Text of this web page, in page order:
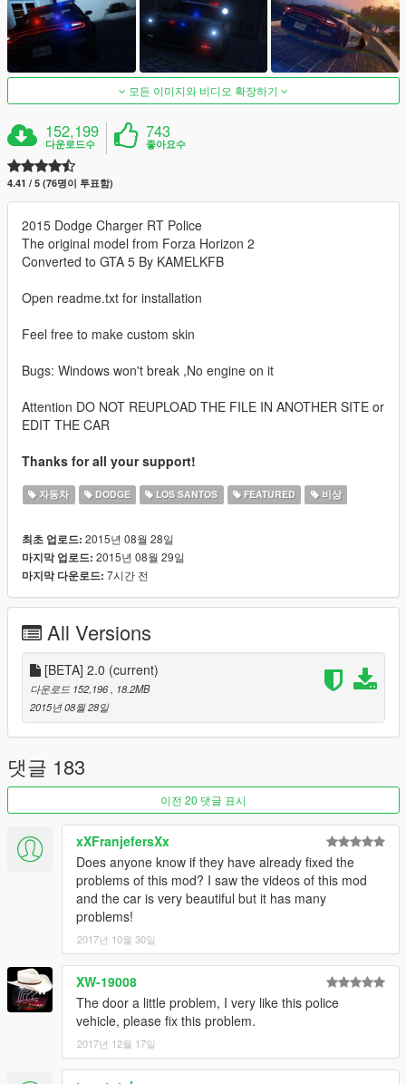
모든 이미지와 비디오 확장하기
152,199
다운로드수
743
좋아요수
4.41 / 5 (76명이 투표함)
2015 Dodge Charger RT Police
The original model from Forza Horizon 2
Converted to GTA 5 By KAMELKFB
Open readme.txt for installation
Feel free to make custom skin
Bugs: Windows won't break ,No engine on it
Attention DO NOT REUPLOAD THE FILE IN ANOTHER SITE or
EDIT THE CAR
Thanks for all your support!
자동차 DODGE LOS SANTOS FEATURED 비상
최초 업로드: 2015년 08월 28일
마지막 업로드: 2015년 08월 29일
마지막 다운로드: 7시간 전
All Versions
[BETA] 2.0 (current)
다운로드 152,196, 18.2MB
2015년 08월 28일
댓글 183
이전 20 댓글 표시
xXFranjefersXx
Does anyone know if they have already fixed the
problems of this mod? I saw the videos of this mod
and the car is very beautiful but it has many
problems!
2017년 10월 30일
XW-19008
The door a little problem, I very like this police
vehicle, please fix this problem.
2017년 12월 17일